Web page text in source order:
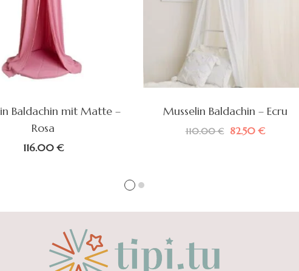
Baldachin mit Matte –
Rosa
116.00€
Musselin Baldachin – Ecru
110.00€
Ursprünglicher
Preis
82.50€Aktueller